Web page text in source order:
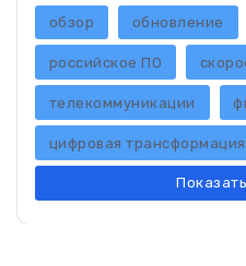
обзор обновление
российское ПО
телекоммуникации
цифровая трансформация